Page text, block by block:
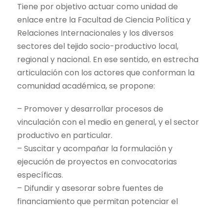
Tiene por objetivo actuar como unidad de
enlace entre la Facultad de Ciencia Política y
Relaciones Internacionales y los diversos
sectores del tejido socio-productivo local,
regional y nacional. En ese sentido, en estrecha
articulación con los actores que conforman la
comunidad académica, se propone:
– Promover y desarrollar procesos de
vinculación con el medio en general, y el sector
productivo en particular.
– Suscitar y acompañar la formulación y
ejecución de proyectos en convocatorias
específicas.
– Difundir y asesorar sobre fuentes de
financiamiento que permitan potenciar el